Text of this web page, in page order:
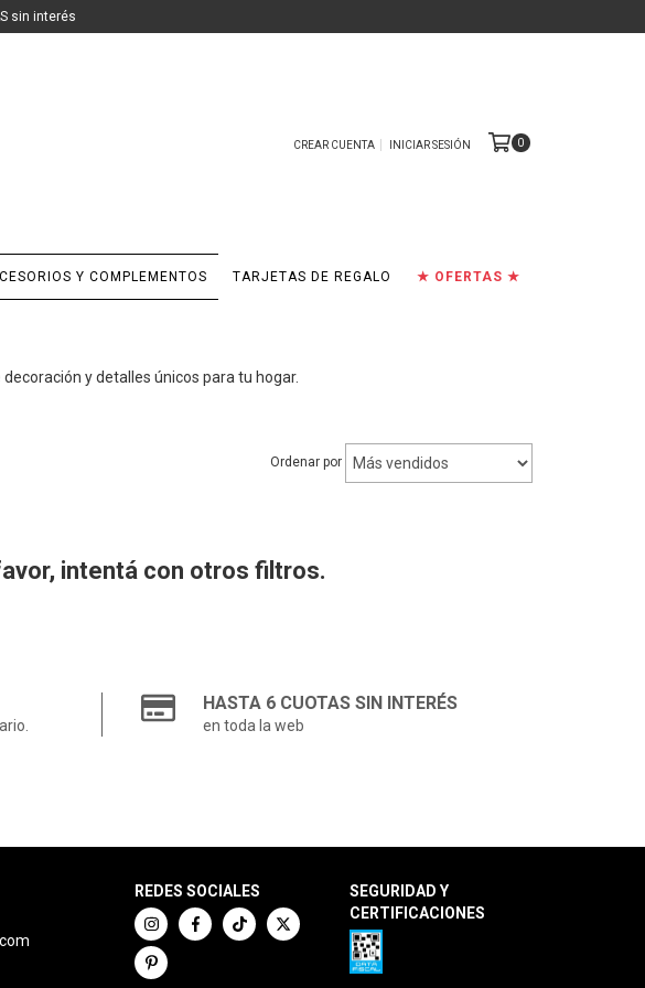
sin interés
CREAR CUENTA INICIAR SESIÓN 0
Y COMPLEMENTOS TARJETAS DE REGALO ★ OFERTAS ★
y detalles únicos para tu hogar.
Ordenar por
intentá con otros filtros.
HASTA 6 CUOTAS SIN INTERÉS
en toda la web
REDES SOCIALES
SEGURIDAD Y
CERTIFICACIONES